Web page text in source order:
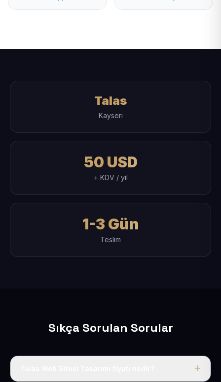
Talas
Kayseri
50 USD
+ KDV / yıl
1-3 Gün
Teslim
Sıkça Sorulan Sorular